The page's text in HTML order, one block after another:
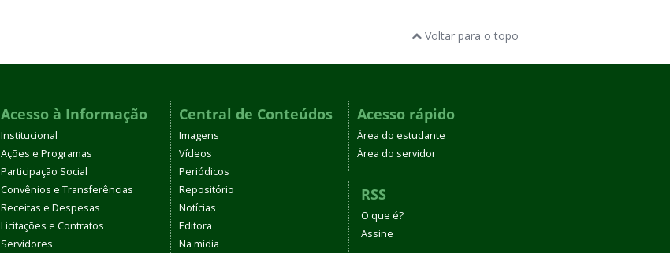
Voltar para o topo
Acesso à Informação
Institucional
Ações e Programas
Participação Social
Convênios e Transferências
Receitas e Despesas
Licitações e Contratos
Servidores
Central de Conteúdos
Imagens
Vídeos
Periódicos
Repositório
Notícias
Editora
Na mídia
Acesso rápido
Área do estudante
Área do servidor
RSS
O que é?
Assine